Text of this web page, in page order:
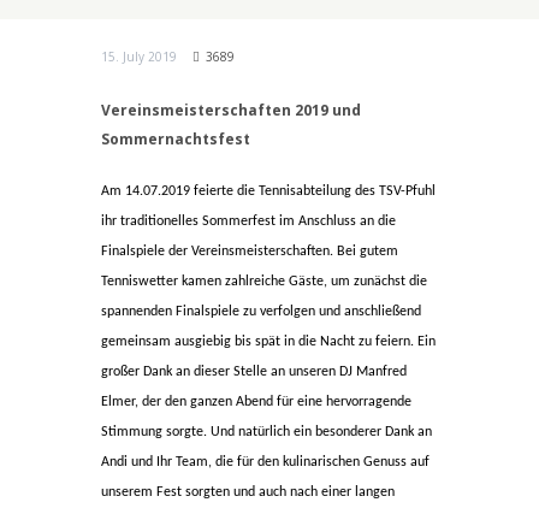
15. July 2019 3689
Vereinsmeisterschaften 2019 und
Sommernachtsfest
Am 14.07.2019 feierte die Tennisabteilung des TSV-Pfuhl
ihr traditionelles Sommerfest im Anschluss an die
Finalspiele der Vereinsmeisterschaften. Bei gutem
Tenniswetter kamen zahlreiche Gäste, um zunächst die
spannenden Finalspiele zu verfolgen und anschließend
gemeinsam ausgiebig bis spät in die Nacht zu feiern. Ein
großer Dank an dieser Stelle an unseren DJ Manfred
Elmer, der den ganzen Abend für eine hervorragende
Stimmung sorgte. Und natürlich ein besonderer Dank an
Andi und Ihr Team, die für den kulinarischen Genuss auf
unserem Fest sorgten und auch nach einer langen